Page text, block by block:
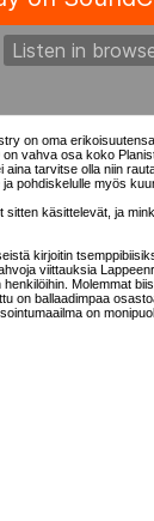
on oma
vahva osa koko
aina tarvitse olla niin
pohdiskelulle myös
sitten käsittelevät, ja
kirjoitin
viittauksia
henkilöihin. Molemmat
on ballaadimpaa
on